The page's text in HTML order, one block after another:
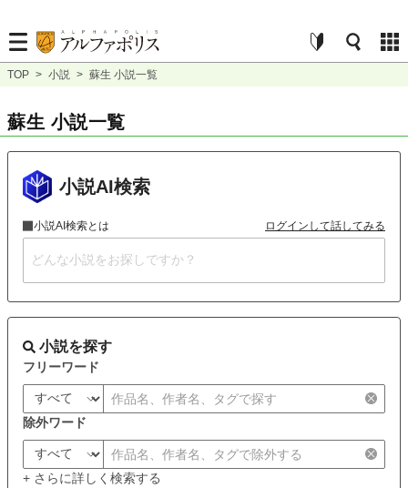
TOP > 小説 > 蘇生 小説一覧
蘇生 小説一覧
小説AI検索
小説AI検索とは ログインして話してみる
小説を探す
フリーワード
除外ワード
+ さらに詳しく検索する